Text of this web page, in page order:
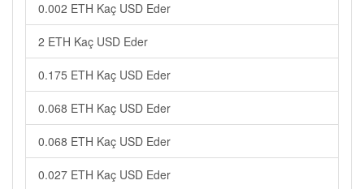
0.002 ETH Kaç USD Eder
2 ETH Kaç USD Eder
0.175 ETH Kaç USD Eder
0.068 ETH Kaç USD Eder
0.068 ETH Kaç USD Eder
0.027 ETH Kaç USD Eder